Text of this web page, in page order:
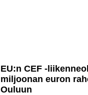
EU:n CEF -
miljoonan euron
Ouluun